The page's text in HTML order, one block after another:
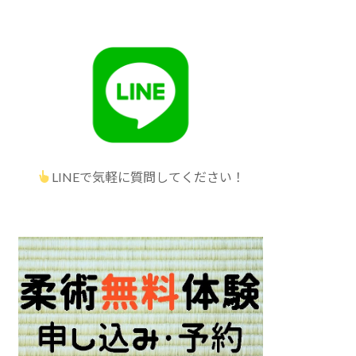
LINEで気軽に質問してください！